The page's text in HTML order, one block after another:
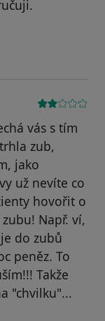
vás s tím
zub,
jako
už nevíte co
hovořit o
Např. ví,
do zubů
peněz. To
Takže
"chvilku"...